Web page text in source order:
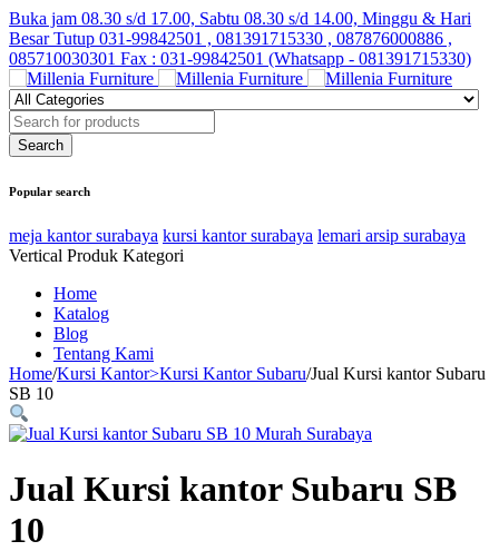
Buka jam 08.30 s/d 17.00, Sabtu 08.30 s/d 14.00, Minggu & Hari
Besar Tutup 031-99842501 , 081391715330 , 087876000886 ,
085710030301 Fax : 031-99842501 (Whatsapp - 081391715330)
Popular search
meja kantor surabaya kursi kantor surabaya lemari arsip surabaya
Vertical Produk Kategori
Home
Katalog
Blog
Tentang Kami
Home/Kursi Kantor>Kursi Kantor Subaru/Jual Kursi kantor Subaru
SB 10
Jual Kursi kantor Subaru SB
10